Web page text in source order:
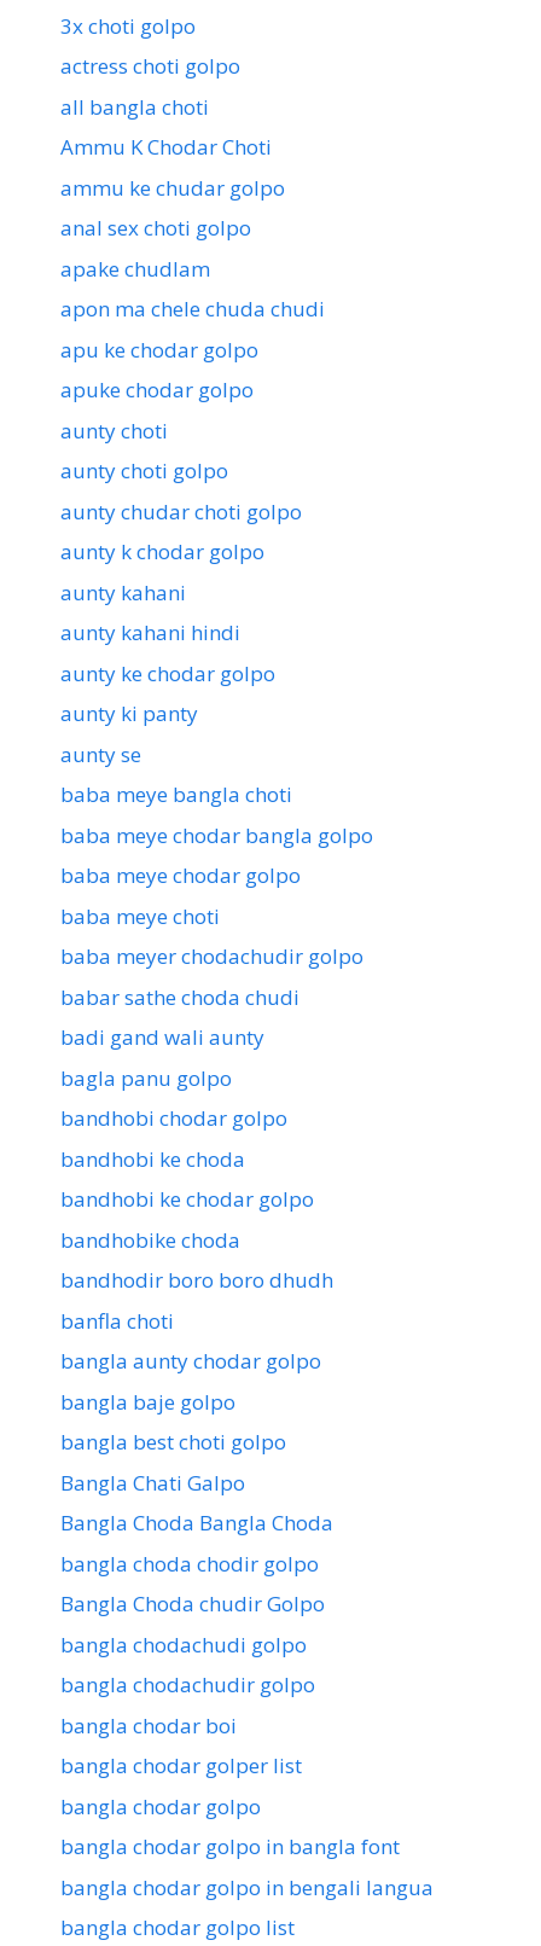
3x choti golpo
actress choti golpo
all bangla choti
Ammu K Chodar Choti
ammu ke chudar golpo
anal sex choti golpo
apake chudlam
apon ma chele chuda chudi
apu ke chodar golpo
apuke chodar golpo
aunty choti
aunty choti golpo
aunty chudar choti golpo
aunty k chodar golpo
aunty kahani
aunty kahani hindi
aunty ke chodar golpo
aunty ki panty
aunty se
baba meye bangla choti
baba meye chodar bangla golpo
baba meye chodar golpo
baba meye choti
baba meyer chodachudir golpo
babar sathe choda chudi
badi gand wali aunty
bagla panu golpo
bandhobi chodar golpo
bandhobi ke choda
bandhobi ke chodar golpo
bandhobike choda
bandhodir boro boro dhudh
banfla choti
bangla aunty chodar golpo
bangla baje golpo
bangla best choti golpo
Bangla Chati Galpo
Bangla Choda Bangla Choda
bangla choda chodir golpo
Bangla Choda chudir Golpo
bangla chodachudi golpo
bangla chodachudir golpo
bangla chodar boi
bangla chodar golper list
bangla chodar golpo
bangla chodar golpo in bangla font
bangla chodar golpo in bengali langua
bangla chodar golpo list